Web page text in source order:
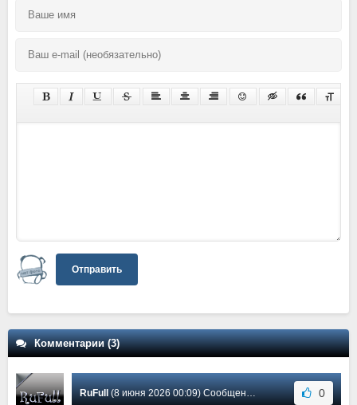
Отправить
Комментарии (3)
RuFull(8 июня 2026 00:09) Сообщение #3 0